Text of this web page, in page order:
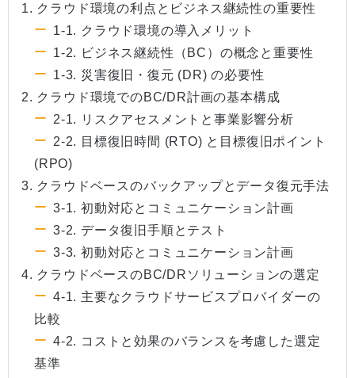
1. クラウド環境の利点とビジネス継続性の重要性
1-1. クラウド環境の導入メリット
1-2. ビジネス継続性（BC）の概念と重要性
1-3. 災害復旧・復元 (DR) の必要性
2. クラウド環境でのBC/DR計画の基本構成
2-1. リスクアセスメントと事業影響分析
2-2. 目標復旧時間 (RTO) と目標復旧ポイント
(RPO)
3. クラウドベースのバックアップとデータ復元手法
3-1. 初動対応とコミュニケーション計画
3-2. データ復旧手順とテスト
3-3. 初動対応とコミュニケーション計画
4. クラウドベースのBC/DRソリューションの選定
4-1. 主要なクラウドサービスプロバイダーの
比較
4-2. コストと効果のバランスを考慮した選定
基準